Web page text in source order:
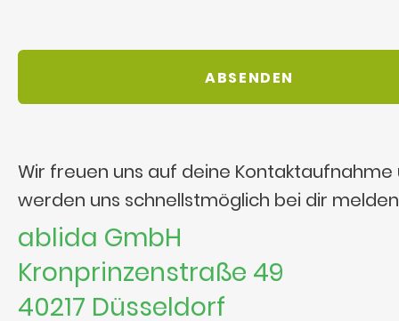
Wir freuen uns auf deine Kontaktaufnahme
werden uns schnellstmöglich bei dir
ablida GmbH
Kronprinzenstraße 49
40217 Düsseldorf